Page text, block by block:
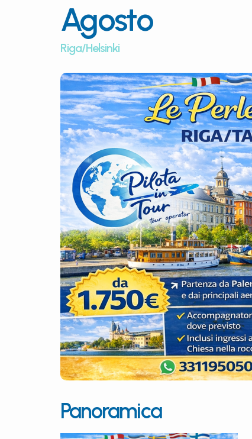
Agosto
Riga/Helsinki
Panoramica